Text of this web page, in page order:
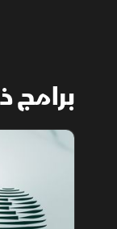
برامج
مع الشرق